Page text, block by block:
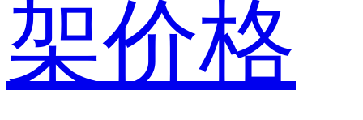
架价格